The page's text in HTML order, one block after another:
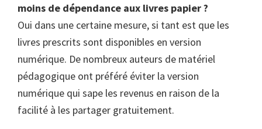
moins de dépendance aux livres papier ?
Oui dans une certaine mesure, si tant est que les
livres prescrits sont disponibles en version
numérique. De nombreux auteurs de matériel
pédagogique ont préféré éviter la version
numérique qui sape les revenus en raison de la
facilité à les partager gratuitement.